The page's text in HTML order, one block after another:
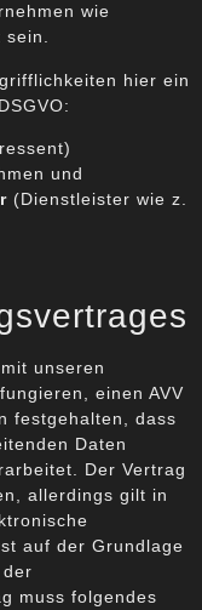
wie
sein.
hier ein
und
(Dienstleister wie z.
unseren
einen AVV
festgehalten, dass
Daten
Der Vertrag
allerdings gilt in
auf der Grundlage
muss folgendes